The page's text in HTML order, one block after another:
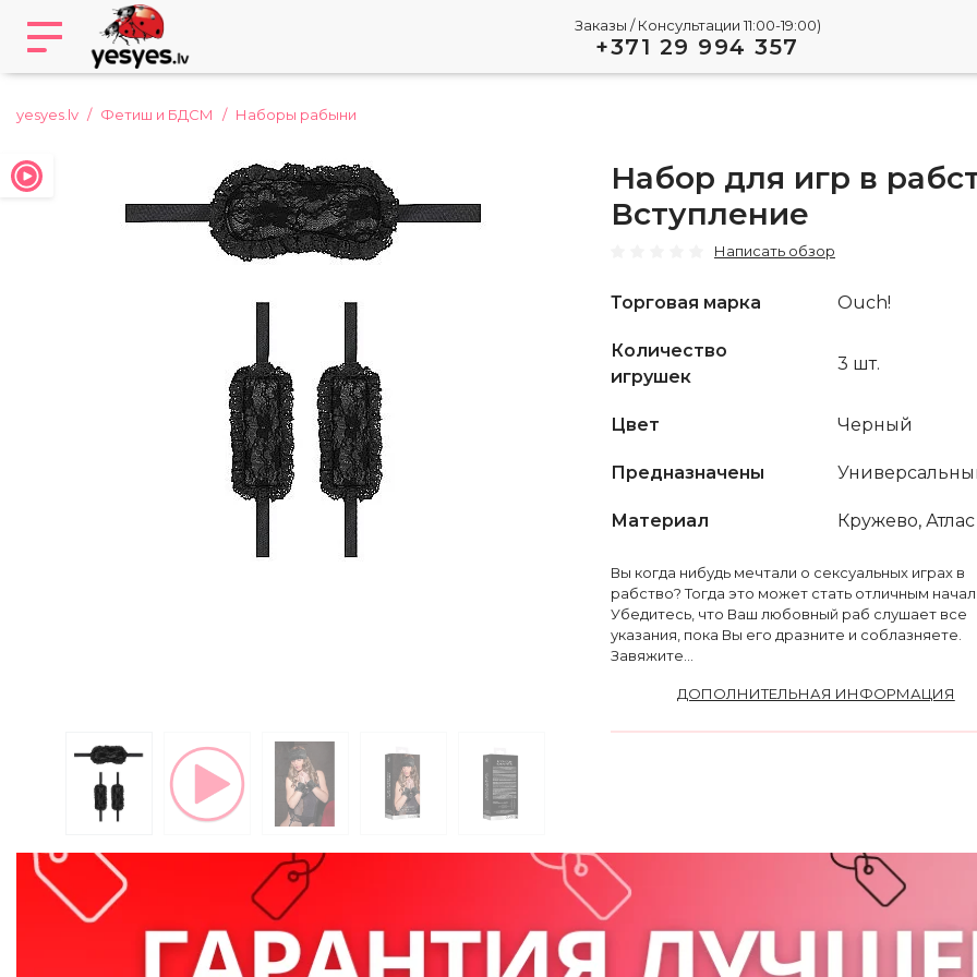
Заказы / Консультации 11:00-19:00)
+371 29 994 357
yesyes.lv Фетиш и БДСМ Наборы рабыни
Набор для игр в
Вступление
Написать обзор
Торговая марка Ouch!
Количество
игрушек
3 шт.
Цвет Черный
Предназначены
Материал Кружево, Атлас
Вы когда нибудь мечтали о сексуальных играх в
рабство? Тогда это может стать отличным
Убедитесь, что Ваш любовный раб слушает все
указания, пока Вы его дразните и соблазняете.
Завяжите...
ДОПОЛНИТЕЛЬНАЯ ИНФОРМАЦИЯ